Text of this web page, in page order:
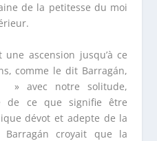
de la petitesse du moi
ascension jusqu’à ce
comme le dit Barragán,
» avec notre solitude,
de ce que signifie être
dévot et adepte de la
Barragán croyait que la